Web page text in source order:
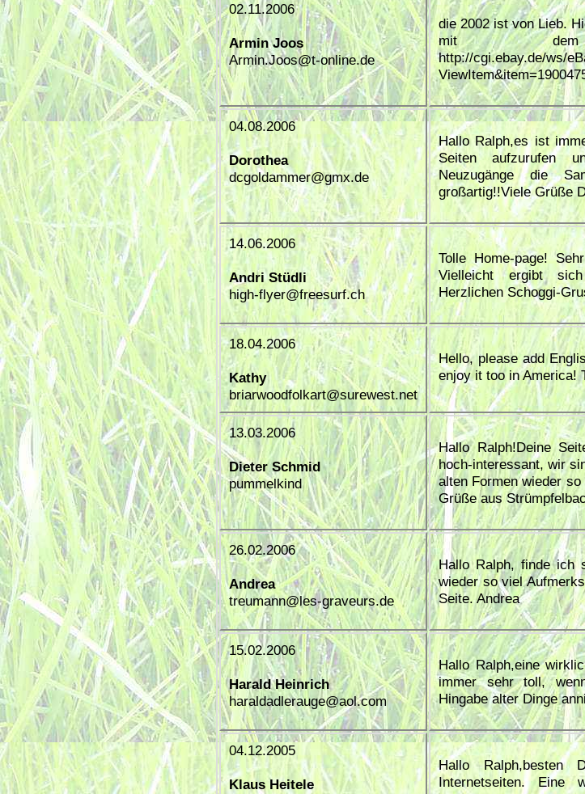
02.11.2006
Armin Joos
Armin.Joos@t-online.de
die 2002 ist von Lieb.
mit dem
http://cgi.ebay.de/ws/
04.08.2006
Dorothea
dcgoldammer@gmx.de
Hallo Ralph,es ist
Seiten aufzurufen
Neuzugänge die
großartig!!Viele Grüße
14.06.2006
Andri Stüdli
high-flyer@freesurf.ch
Tolle Home-page!
Vielleicht ergibt
Herzlichen Schoggi-
18.04.2006
Kathy
briarwoodfolkart@surewest.net
Hello, please add
enjoy it too in America!
13.03.2006
Dieter Schmid
pummelkind
Hallo Ralph!Deine
hoch-interessant, wir
alten Formen wieder
Grüße aus
26.02.2006
Andrea
treumann@les-graveurs.de
Hallo Ralph, finde ich
wieder so viel
Seite. Andrea
15.02.2006
Harald Heinrich
haraldadlerauge@aol.com
Hallo Ralph,eine
immer sehr toll,
Hingabe alter Dinge
04.12.2005
Klaus Heitele
Hallo Ralph,besten
Internetseiten. Eine